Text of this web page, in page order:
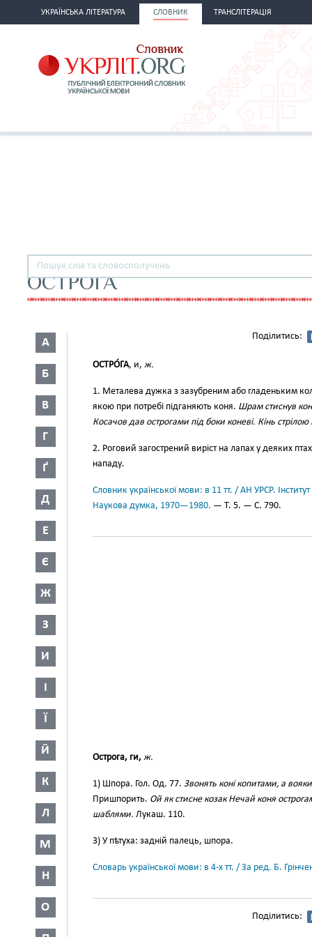
УКРАЇНСЬКА ЛІТЕРАТУРА СЛОВНИК ТРАНСЛІТЕРАЦІЯ
ОСТРОГА
А
Б
В
Г
Ґ
Д
Е
Є
Ж
З
И
І
Ї
Й
К
Л
М
Н
О
Поділитись:
ОСТРО́ГА, и, ж.
1. Металева дужка з зазубреним або гладеньким
якою при потребі підганяють коня. Шрам стиснув
Косачов дав острогами під боки коневі. Кінь
2. Роговий загострений виріст на лапах у деяких
нападу.
Словник української мови: в 11 тт. / АН УРСР.
Наукова думка, 1970—1980. — Т. 5. — С. 790.
Острога, ги, ж.
1) Шпора. Гол. Од. 77. Звонять коні копитами, а
Пришпорить. Ой як стисне козак Нечай коня
шаблями. Лукаш. 110.
3) У пѣтуха: задній палець, шпора.
Словарь української мови: в 4-х тт. / За ред. Б.
Поділитись: